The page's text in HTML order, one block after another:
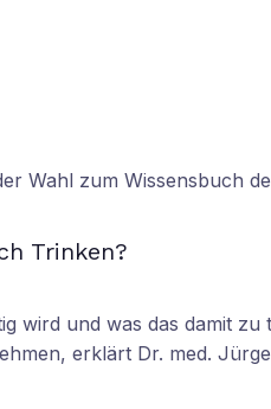
Wahl zum Wissensbuch
Trinken?
wird und was das damit zu
erklärt Dr. med.